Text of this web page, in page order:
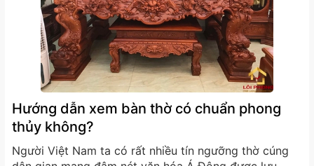
Hướng dẫn xem bàn thờ có chuẩn phong
thủy không?
Người Việt Nam ta có rất nhiều tín ngưỡng thờ cúng